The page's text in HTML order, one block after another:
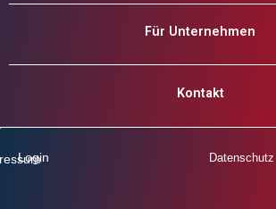
Für Unternehmen
Kontakt
Datenschutz
Login